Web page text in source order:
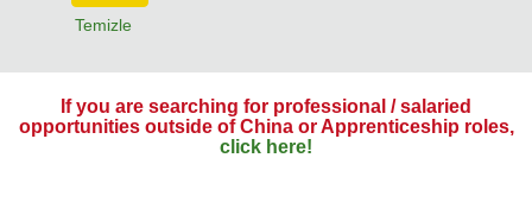
Temizle
If you are searching for professional / salaried
opportunities outside of China or Apprenticeship roles,
click here!